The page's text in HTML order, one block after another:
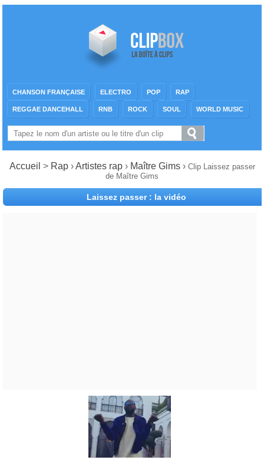
CHANSON FRANÇAISE ELECTRO POP RAP
REGGAE DANCEHALL RNB ROCK SOUL WORLD MUSIC
Accueil > Rap ›Artistes rap› Maître Gims › Clip Laissez passer
de Maître Gims
Laissez passer : la vidéo